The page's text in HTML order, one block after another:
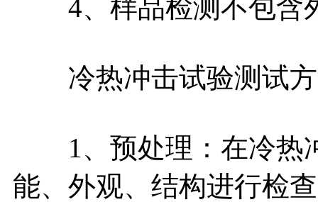
4、样品检测不包含
冷热冲击试验测试方
1、预处理：在冷热
能、外观、结构进行检